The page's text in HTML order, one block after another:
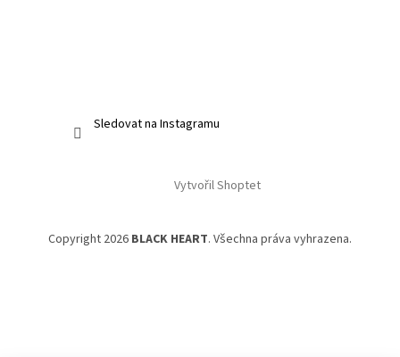
Sledovat na Instagramu
Vytvořil Shoptet
Copyright 2026 BLACK HEART. Všechna práva vyhrazena.